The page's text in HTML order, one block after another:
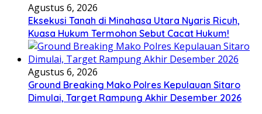
Agustus 6, 2026
Eksekusi Tanah di Minahasa Utara Nyaris Ricuh,
Kuasa Hukum Termohon Sebut Cacat Hukum!
Agustus 6, 2026
Ground Breaking Mako Polres Kepulauan Sitaro
Dimulai, Target Rampung Akhir Desember 2026